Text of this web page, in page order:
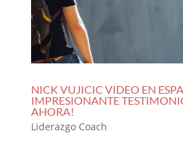
NICK VUJICIC VIDEO EN
IMPRESIONANTE
AHORA!
Liderazgo Coach